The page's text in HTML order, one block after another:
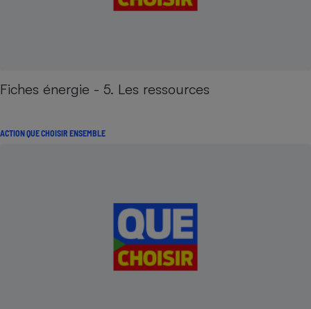
Fiches énergie - 5. Les ressources
ACTION QUE CHOISIR ENSEMBLE